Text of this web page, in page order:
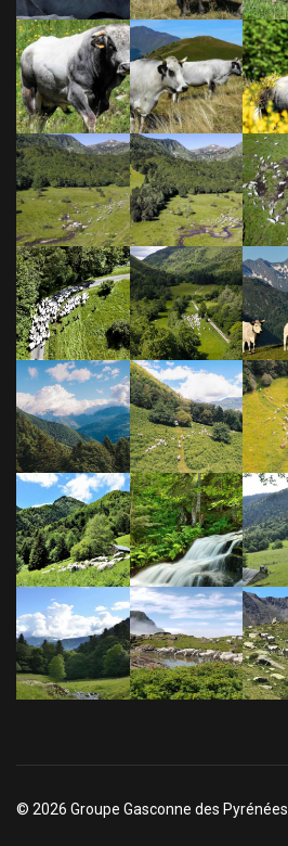
© 2026 Groupe Gasconne des Pyrénées